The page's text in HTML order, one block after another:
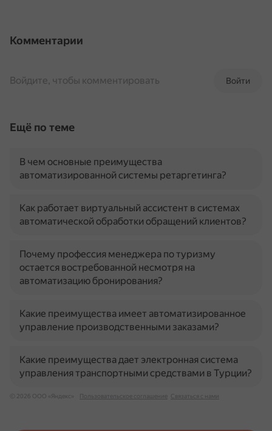
Комментарии
Войти
Войдите, чтобы комментировать
Ещё по теме
В чем основные преимущества
автоматизированной системы ретаргетинга?
Как работает виртуальный ассистент в системах
автоматической обработки обращений клиентов?
Почему профессия менеджера по туризму
остается востребованной несмотря на
автоматизацию бронирования?
Какие преимущества имеет автоматизированное
управление производственными заказами?
Какие преимущества дает электронная система
управления транспортными средствами в Турции?
© 2026 ООО «Яндекс» Пользовательское соглашение Связаться с нами